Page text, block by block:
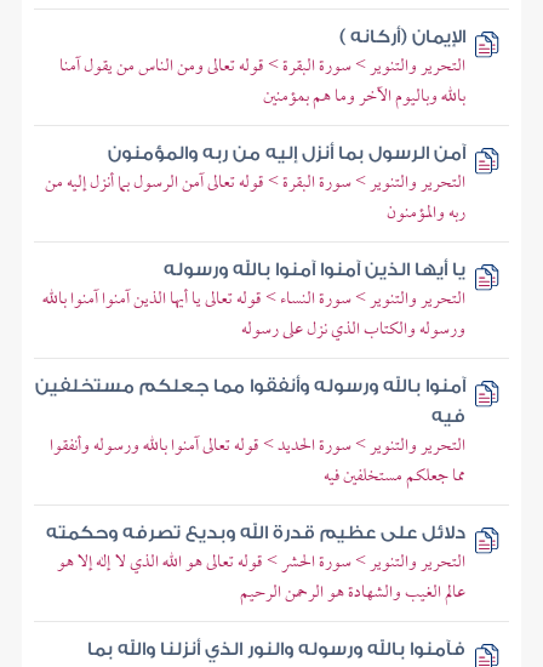
الإيمان (أركانه )
التحرير والتنوير > سورة البقرة > قوله تعالى ومن الناس من يقول آمنا
بالله وباليوم الآخر وما هم بمؤمنين
آمن الرسول بما أنزل إليه من ربه والمؤمنون
التحرير والتنوير > سورة البقرة > قوله تعالى آمن الرسول بما أنزل إليه من
ربه والمؤمنون
يا أيها الذين آمنوا آمنوا بالله ورسوله
التحرير والتنوير > سورة النساء > قوله تعالى يا أيها الذين آمنوا آمنوا بالله
ورسوله والكتاب الذي نزل على رسوله
آمنوا بالله ورسوله وأنفقوا مما جعلكم مستخلفين
فيه
التحرير والتنوير > سورة الحديد > قوله تعالى آمنوا بالله ورسوله وأنفقوا
مما جعلكم مستخلفين فيه
دلائل على عظيم قدرة الله وبديع تصرفه وحكمته
التحرير والتنوير > سورة الحشر > قوله تعالى هو الله الذي لا إله إلا هو
عالم الغيب والشهادة هو الرحمن الرحيم
فآمنوا بالله ورسوله والنور الذي أنزلنا والله بما